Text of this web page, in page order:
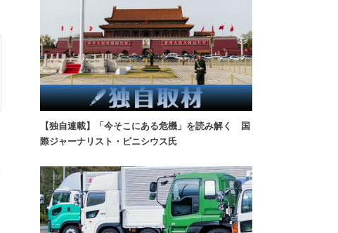
【独自連載】「今そこにある危機」を読み解く 国
際ジャーナリスト・ビニシウス氏